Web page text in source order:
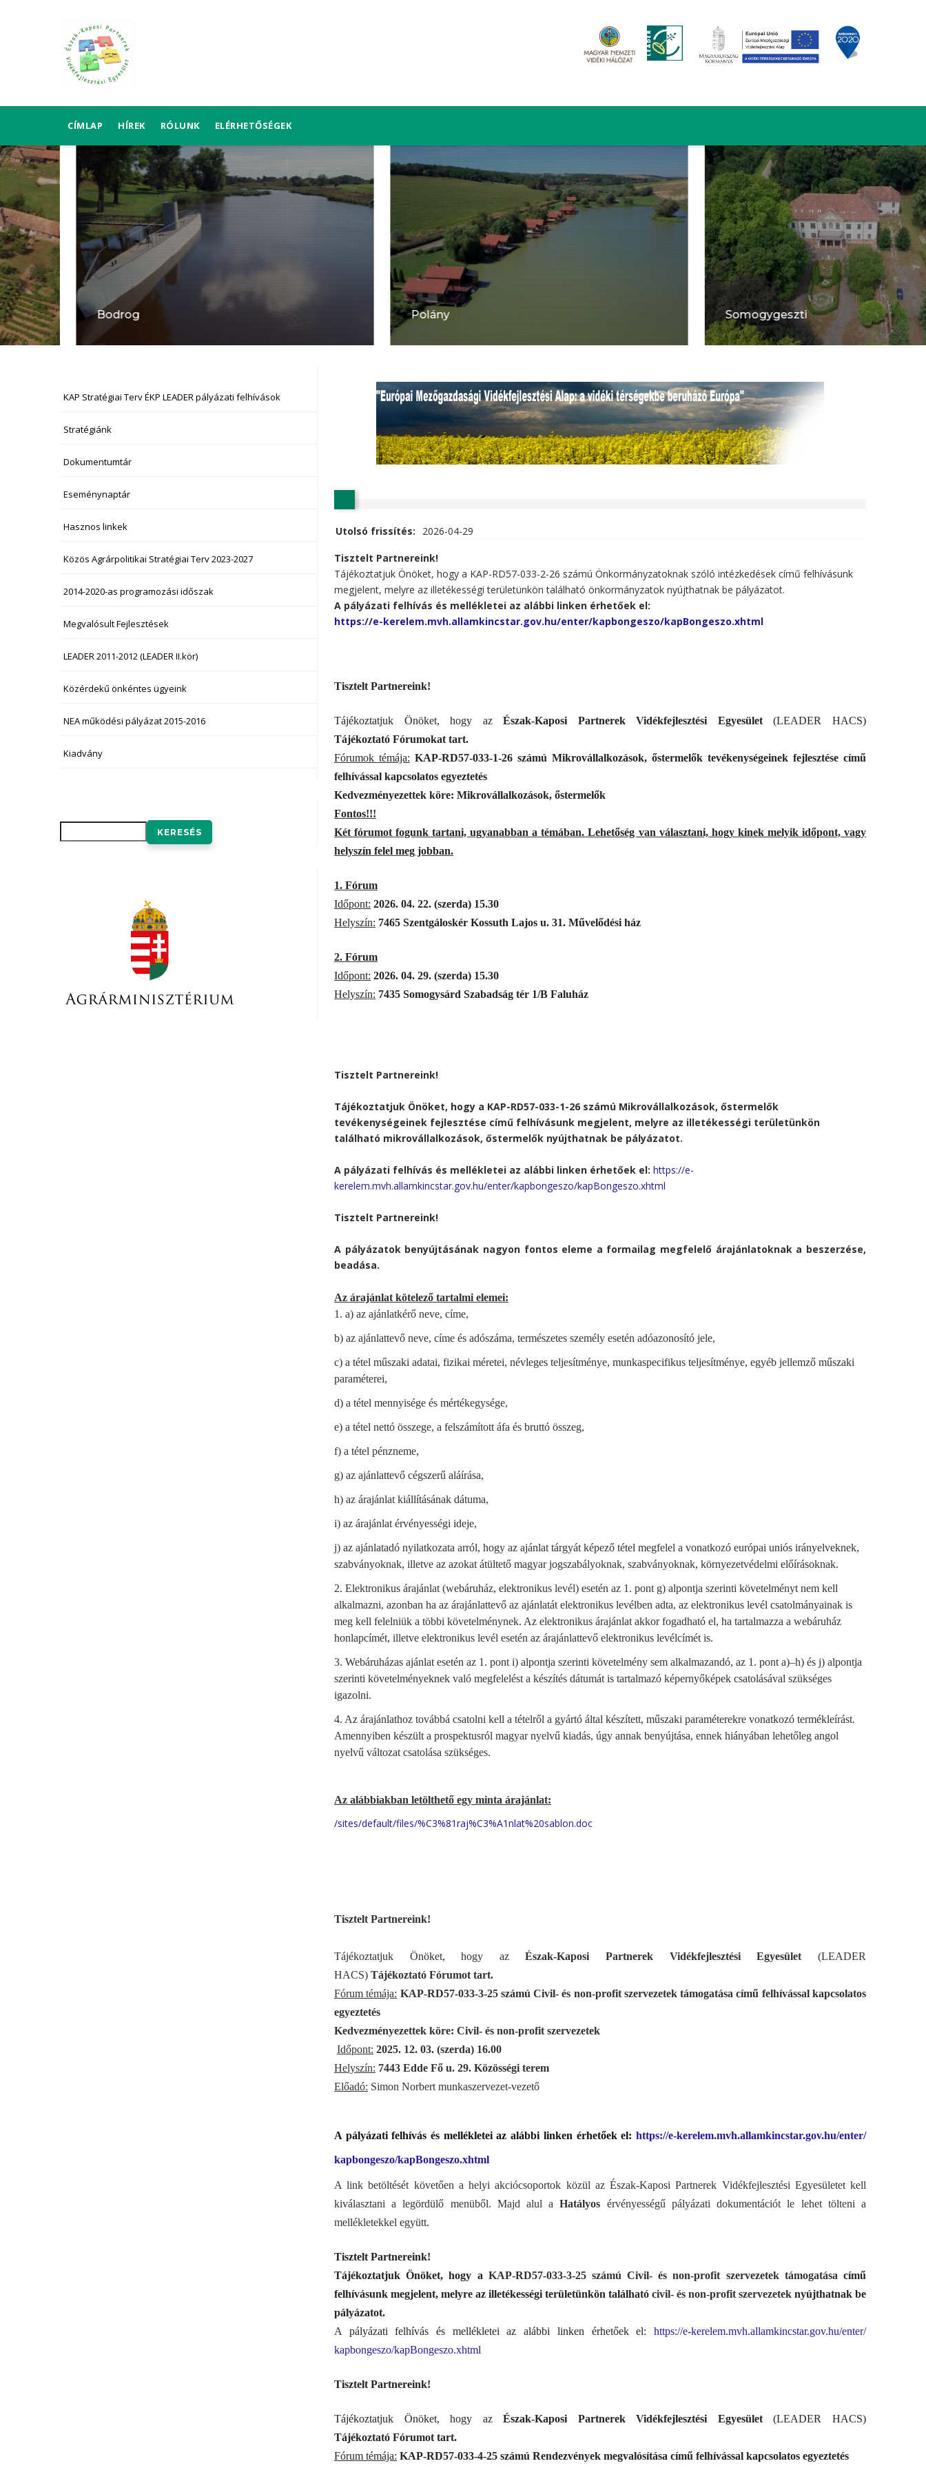
FŐ
CÍMLAP HÍREK RÓLUNK ELÉRHETŐSÉGEK
Bodrog Somogygeszti
Utolsó frissítés: 2026-04-29
Tisztelt Partnereink!
Tájékoztatjuk Önöket, hogy a KAP-RD57-033-2-26 számú Önkormányzatoknak szóló intézkedések című felhívásunk
megjelent, melyre az illetékességi területünkön található önkormányzatok nyújthatnak be pályázatot.
A pályázati felhívás és mellékletei az alábbi linken érhetőek el:
https://e-kerelem.mvh.allamkincstar.gov.hu/enter/kapbongeszo/kapBongeszo.xhtml
Tisztelt Partnereink!
Tájékoztatjuk Önöket, hogy azÉszak-Kaposi Partnerek Vidékfejlesztési Egyesület(LEADER HACS)
Tájékoztató Fórumokat tart.
Fórumok témája: KAP-RD57-033-1-26 számú Mikrovállalkozások, őstermelők tevékenységeinek fejlesztése című
felhívással kapcsolatos egyeztetés
Kedvezményezettek köre: Mikrovállalkozások, őstermelők
Fontos!!!
Két fórumot fogunk tartani, ugyanabban a témában. Lehetőség van választani, hogy kinek melyik időpont, vagy
helyszín felel meg jobban.
1. Fórum
Időpont: 2026. 04. 22. (szerda) 15.30
Helyszín: 7465 Szentgáloskér Kossuth Lajos u. 31. Művelődési ház
2. Fórum
Időpont: 2026. 04. 29. (szerda) 15.30
Helyszín: 7435 Somogysárd Szabadság tér 1/B Faluház
Tisztelt Partnereink!
Tájékoztatjuk Önöket, hogy a KAP-RD57-033-1-26számú Mikrovállalkozások, őstermelők
tevékenységeinek fejlesztése című felhívásunk megjelent, melyre az illetékességi területünkön
található mikrovállalkozások, őstermelőknyújthatnak be pályázatot.
A pályázati felhívás és mellékletei az alábbi linken érhetőek el: https://e-
kerelem.mvh.allamkincstar.gov.hu/enter/kapbongeszo/kapBongeszo.xhtml
Tisztelt Partnereink!
A pályázatok benyújtásának nagyon fontos eleme a formailag megfelelő árajánlatoknak a beszerzése,
beadása.
Az árajánlat kötelező tartalmi elemei:
1. a) az ajánlatkérő neve, címe,
b) az ajánlattevő neve, címe és adószáma, természetes személy esetén adóazonosító jele,
c) a tétel műszaki adatai, fizikai méretei, névleges teljesítménye, munkaspecifikus teljesítménye, egyéb jellemző műszaki
paraméterei,
d) a tétel mennyisége és mértékegysége,
e) a tétel nettó összege, a felszámított áfa és bruttó összeg,
f) a tétel pénzneme,
g) az ajánlattevő cégszerű aláírása,
h) az árajánlat kiállításának dátuma,
i) az árajánlat érvényességi ideje,
j) az ajánlatadó nyilatkozata arról, hogy az ajánlat tárgyát képező tétel megfelel a vonatkozó európai uniós irányelveknek,
szabványoknak, illetve az azokat átültető magyar jogszabályoknak, szabványoknak, környezetvédelmi előírásoknak.
2. Elektronikus árajánlat (webáruház, elektronikus levél) esetén az 1. pont g) alpontja szerinti követelményt nem kell
alkalmazni, azonban ha az árajánlattevő az ajánlatát elektronikus levélben adta, az elektronikus levél csatolmányainak is
meg kell felelniük a többi követelménynek. Az elektronikus árajánlat akkor fogadható el, ha tartalmazza a webáruház
honlapcímét, illetve elektronikus levél esetén az árajánlattevő elektronikus levélcímét is.
3. Webáruházas ajánlat esetén az 1. pont i) alpontja szerinti követelmény sem alkalmazandó, az 1. pont a)–h) és j) alpontja
szerinti követelményeknek való megfelelést a készítés dátumát is tartalmazó képernyőképek csatolásával szükséges
igazolni.
4. Az árajánlathoz továbbá csatolni kell a tételről a gyártó által készített, műszaki paraméterekre vonatkozó termékleírást.
Amennyiben készült a prospektusról magyar nyelvű kiadás, úgy annak benyújtása, ennek hiányában lehetőleg angol
nyelvű változat csatolása szükséges.
Az alábbiakban letölthető egy minta árajánlat:
/sites/default/files/%C3%81raj%C3%A1nlat%20sablon.doc
Tisztelt Partnereink!
Tájékoztatjuk Önöket, hogy azÉszak-Kaposi Partnerek Vidékfejlesztési Egyesület (LEADER
HACS) Tájékoztató Fórumot tart.
Fórum témája: KAP-RD57-033-3-25 számú Civil- és non-profit szervezetek támogatása című felhívással kapcsolatos
egyeztetés
Kedvezményezettek köre: Civil- és non-profit szervezetek
Időpont: 2025. 12. 03. (szerda) 16.00
Helyszín: 7443 Edde Fő u. 29. Közösségi terem
Előadó: Simon Norbert munkaszervezet-vezető
A pályázati felhívás és mellékletei az alábbi linken érhetőek el: https://e-kerelem.mvh.allamkincstar.gov.hu/enter/
kapbongeszo/kapBongeszo.xhtml
A link betöltését követően a helyi akciócsoportok közül az Észak-Kaposi Partnerek Vidékfejlesztési Egyesületet kell
kiválasztani a legördülő menüből. Majd alul aHatályos érvényességű pályázati dokumentációt le lehet tölteni a
mellékletekkel együtt.
Tisztelt Partnereink!
Tájékoztatjuk Önöket, hogy a KAP-RD57-033-3-25 számú Civil- és non-profit szervezetek támogatása című
felhívásunk megjelent, melyre az illetékességi területünkön található civil- és non-profit szervezeteknyújthatnak be
pályázatot.
A pályázati felhívás és mellékletei az alábbi linken érhetőek el: https://e-kerelem.mvh.allamkincstar.gov.hu/enter/
kapbongeszo/kapBongeszo.xhtml
Tisztelt Partnereink!
Tájékoztatjuk Önöket, hogy azÉszak-Kaposi Partnerek Vidékfejlesztési Egyesület(LEADER HACS)
Tájékoztató Fórumot tart.
Fórum témája: KAP-RD57-033-4-25 számú Rendezvények megvalósítása című felhívással kapcsolatos egyeztetés
NAVIGÁCIÓ
KAP Stratégiai Terv ÉKP LEADER pályázati felhívások
Stratégiánk
Dokumentumtár
Eseménynaptár
Hasznos linkek
Közös Agrárpolitikai Stratégiai Terv 2023-2027
2014-2020-as programozási időszak
Megvalósult Fejlesztések
LEADER 2011-2012 (LEADER II.kör)
Közérdekű önkéntes ügyeink
NEA működési pályázat 2015-2016
Kiadvány